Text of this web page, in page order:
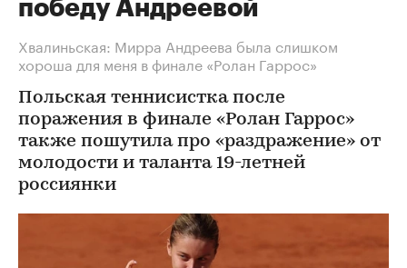
победу Андреевой
Хвалиньская: Мирра Андреева была слишком
хороша для меня в финале «Ролан Гаррос»
Польская теннисистка после
поражения в финале «Ролан Гаррос»
также пошутила про «раздражение» от
молодости и таланта 19-летней
россиянки